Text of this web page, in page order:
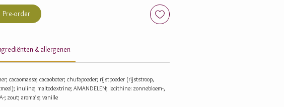
Pre-order
& allergenen
cacaomassa; cacaoboter; chufapoeder; rijstpoeder (rijststroop,
inuline; maltodextrine; AMANDELEN; lecithine: zonnebloem-,
; zout; aroma’s; vanille